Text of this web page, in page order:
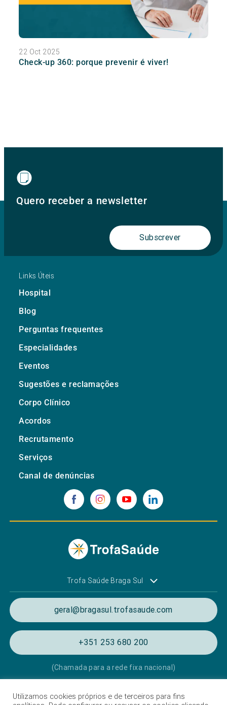
22 Oct 2025
Check-up 360: porque prevenir é viver!
Quero receber a newsletter
Subscrever
Links Úteis
Hospital
Blog
Perguntas frequentes
Especialidades
Eventos
Sugestões e reclamações
Corpo Clínico
Acordos
Recrutamento
Serviços
Canal de denúncias
Trofa Saúde Braga Sul
geral@bragasul.trofasaude.com
+351 253 680 200
(Chamada para a rede fixa nacional)
Política de Privacidade e de Cookies
Utilizamos cookies próprios e de terceiros para fins